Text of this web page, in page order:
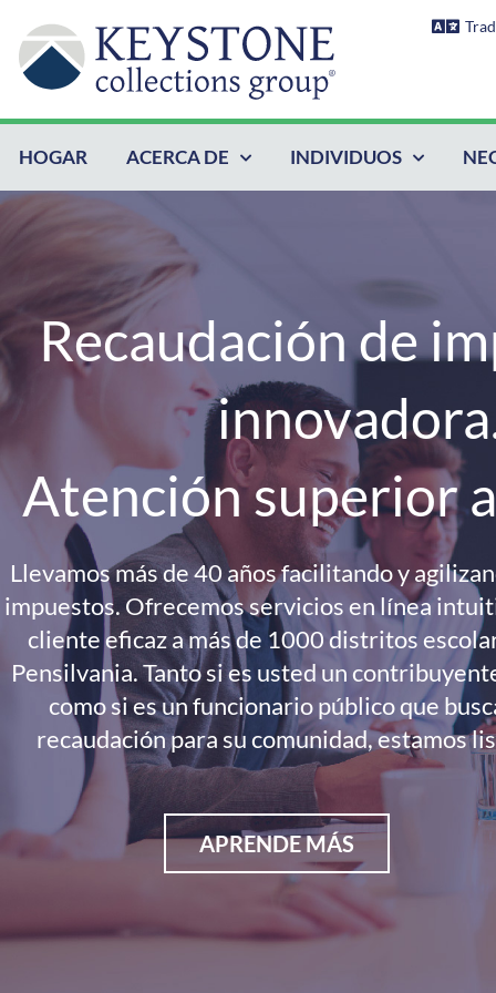
contenido
HOGAR ACERCA DE INDIVIDUOS
Recaudación de
Atención superior
Llevamos más de 40 años facilitando y
impuestos. Ofrecemos servicios en línea
cliente eficaz a más de 1000 distritos
Pensilvania. Tanto si es usted un
como si es un funcionario público que
recaudación para su comunidad, estamos
APRENDE MÁS